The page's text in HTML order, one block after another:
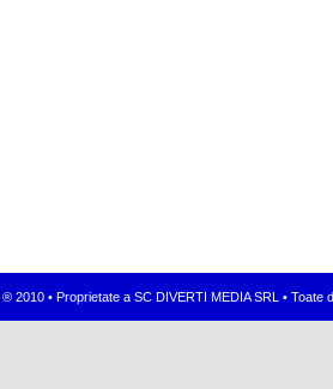
2010 • Proprietate a SC DIVERTI MEDIA SRL •